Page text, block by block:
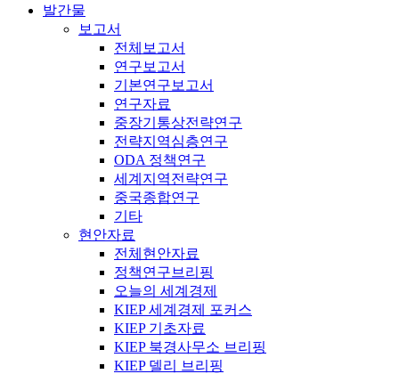
발간물
보고서
전체보고서
연구보고서
기본연구보고서
연구자료
중장기통상전략연구
전략지역심층연구
ODA 정책연구
세계지역전략연구
중국종합연구
기타
현안자료
전체현안자료
정책연구브리핑
오늘의 세계경제
KIEP 세계경제 포커스
KIEP 기초자료
KIEP 북경사무소 브리핑
KIEP 델리 브리핑